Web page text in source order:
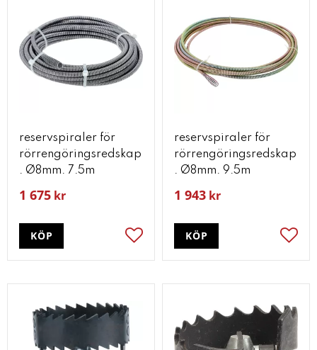
reservspiraler för
rörrengöringsredskap
. Ø8mm. 7.5m
1 675 kr
Lägg till i favoriter
KÖP
reservspiraler för
rörrengöringsredskap
. Ø8mm. 9.5m
1 943 kr
KÖP